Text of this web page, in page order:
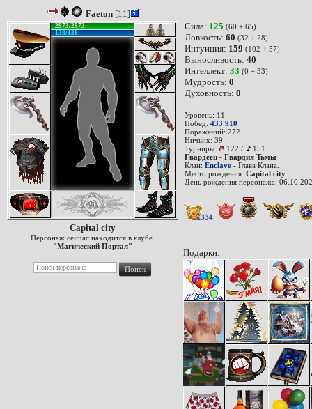
Faeton[11]
2973/2973
138/138
Capital city
Персонаж сейчас находится в клубе.
"Магический Портал"
Сила: 125 (60 + 65)
Ловкость: 60 (32 + 28)
Интуиция: 159 (102 + 57)
Выносливость: 40
Интеллект: 33 (0 + 33)
Мудрость: 0
Духовность: 0
Уровень: 11
Побед: 433 910
Поражений: 272
Ничьих: 39
Турниры:
122 /
151
Гвардеец - Гвардия Тьмы
Клан: Enclave - Глава Клана.
Место рождения: Capital city
День рождения персонажа:
x334
Подарки: